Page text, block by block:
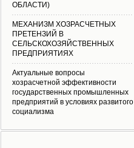
ОБЛАСТИ)
МЕХАНИЗМ ХОЗРАСЧЕТНЫХ
ПРЕТЕНЗИЙ В
СЕЛЬСКОХОЗЯЙСТВЕННЫХ
ПРЕДПРИЯТИЯХ
Актуальные вопросы
хозрасчетной эффективности
государственных промышленных
предприятий в условиях развитого
социализма